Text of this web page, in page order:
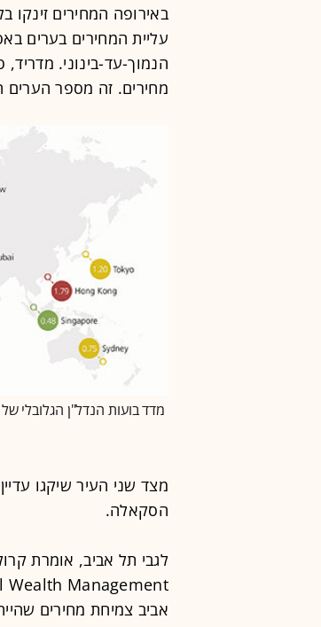
עליית המחירים בערים
הנמוך-עד-בינוני. מדריד,
מחירים. זה מספר הערים
מדד בועות הנדל"ן הגלובלי של UBS לשנת 2020
מצד שני העיר שיקגו
הסקאלה.
לגבי תל אביב, אומרת
אביב צמיחת מחירים